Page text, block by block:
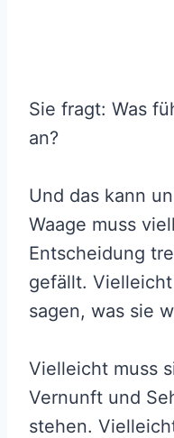
Sie fragt: Was
an?
Und das kann
Waage muss
Entscheidung
gefällt.
sagen, was sie
Vielleicht muss
Vernunft und
stehen.